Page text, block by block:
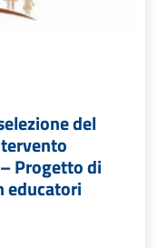
del
Progetto di
educatori